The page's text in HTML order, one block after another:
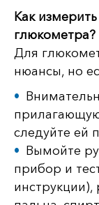
Как
глюкометра?
Для
нюансы, но
следуйте ей
Вымойте
прибор и
инструкции),